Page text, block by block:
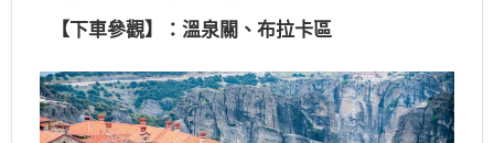
【下車參觀】：溫泉關、布拉卡區